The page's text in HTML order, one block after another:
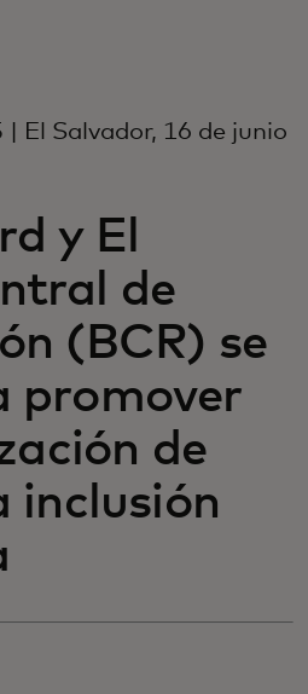
| El Salvador, 16 de junio
y El
de
(BCR) se
promover
de
inclusión